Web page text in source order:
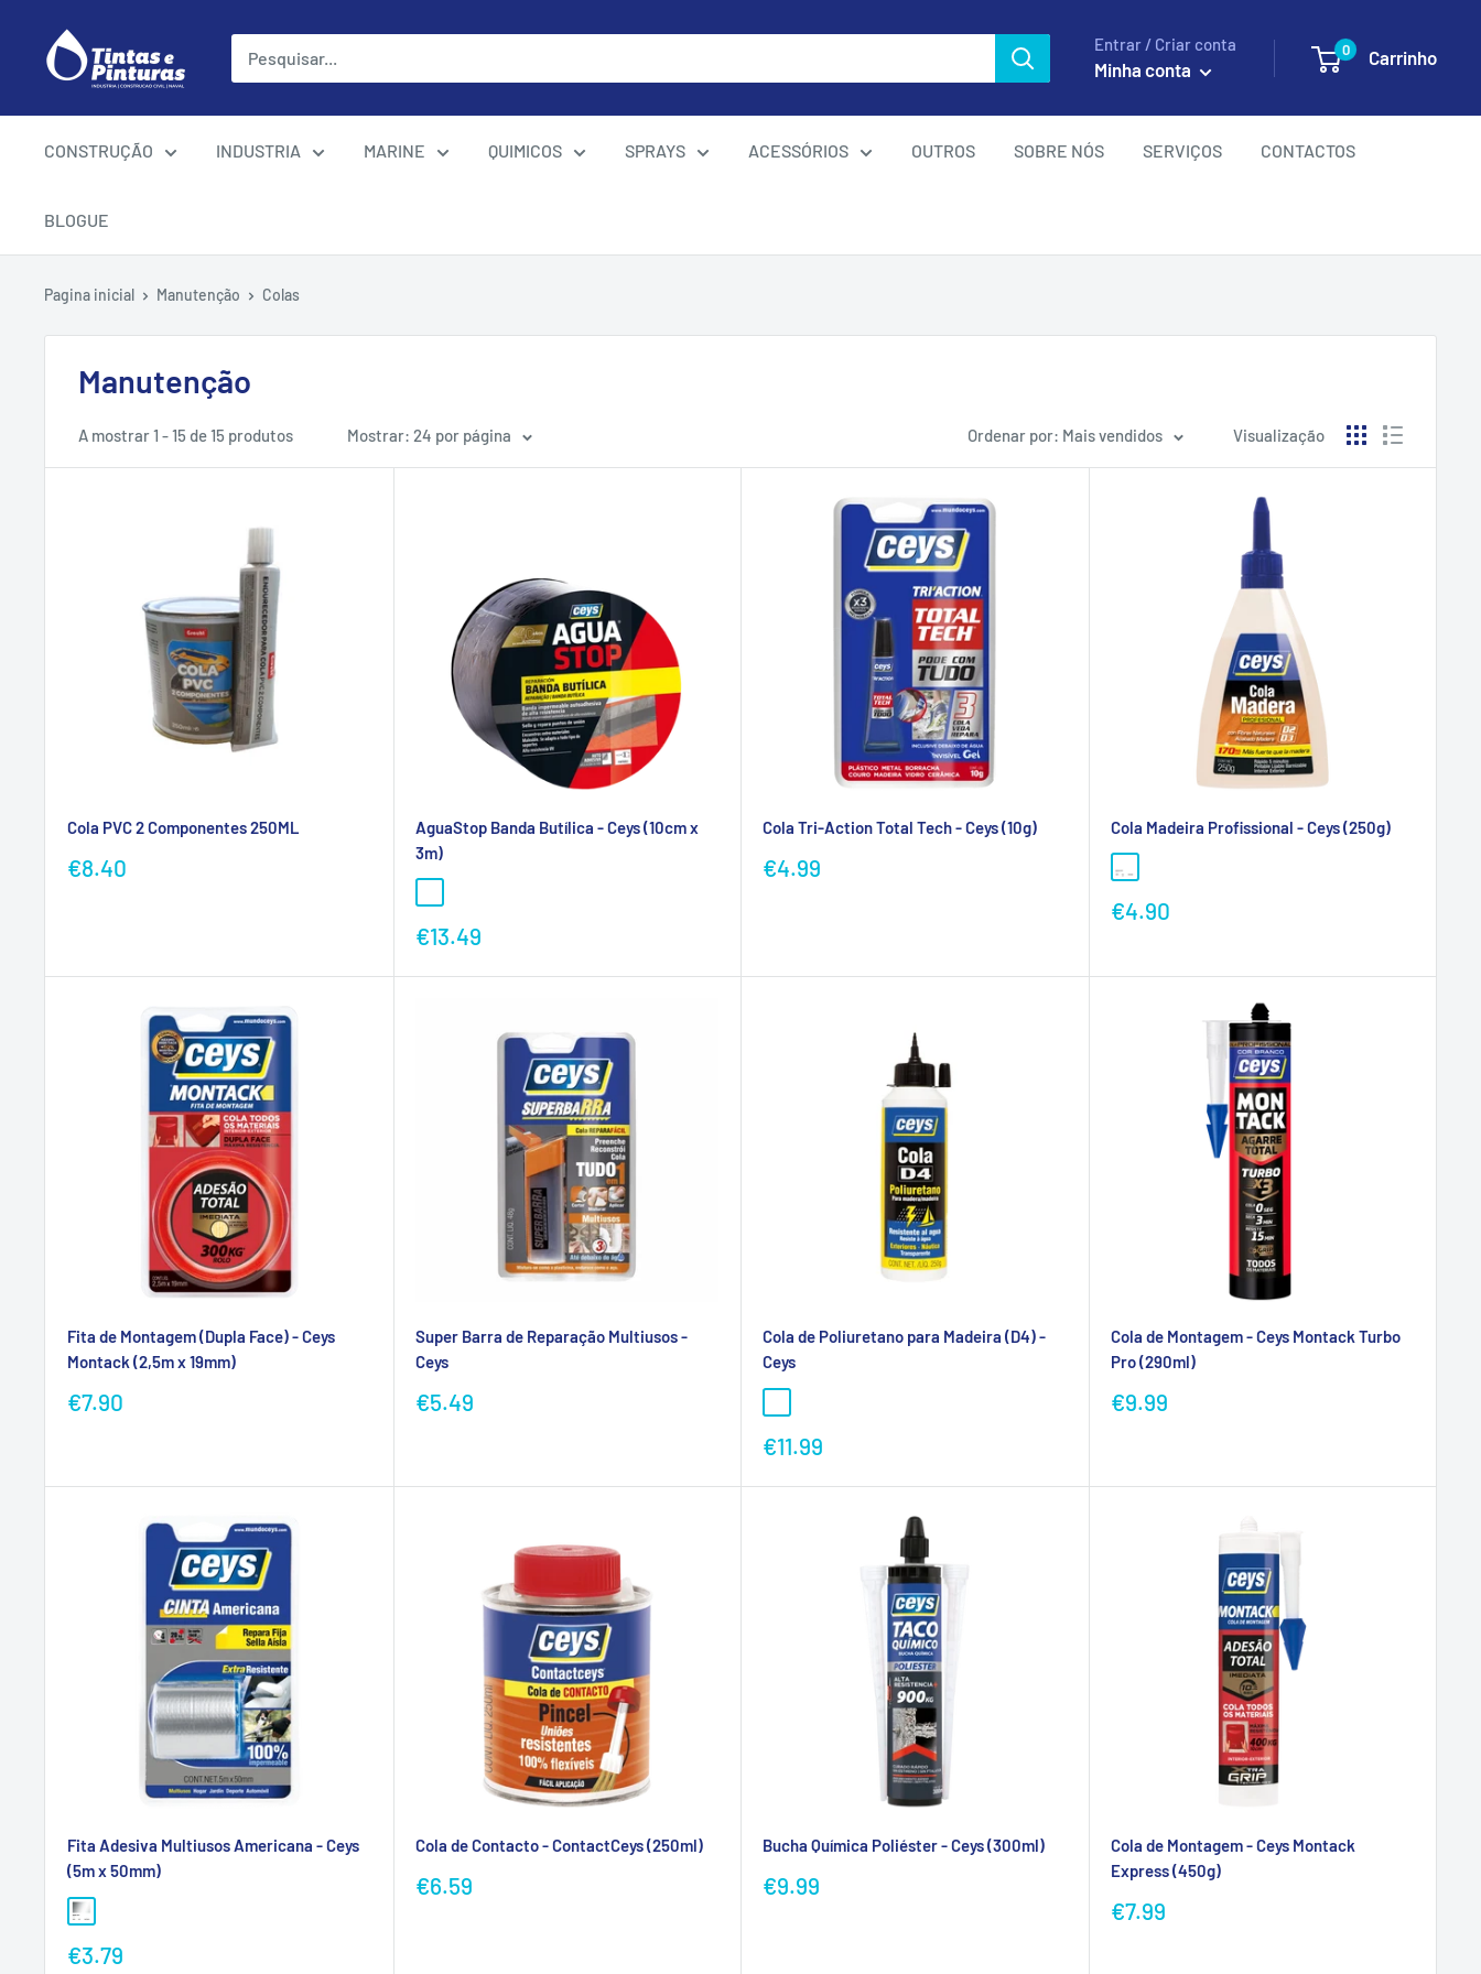
conteúdo
Entrar / Criar conta
Minha conta
0 Carrinho
CONSTRUÇÃO INDUSTRIA MARINE QUIMICOS SPRAYS ACESSÓRIOS OUTROS SOBRE NÓS SERVIÇOS CONTACTOS
BLOGUE
Pagina inicial Manutenção Colas
Manutenção
A mostrar 1 - 15 de 15 produtos Mostrar: 24 por página Ordenar por: Mais vendidos Visualização
Cola PVC 2 Componentes 250ML
Preço
€8.40
AguaStop Banda Butílica - Ceys (10cm x
3m)
Preço
€13.49
Cola Tri-Action Total Tech - Ceys (10g)
Preço
€4.99
Cola Madeira Profissional - Ceys (250g)
Preço
€4.90
Fita de Montagem (Dupla Face) - Ceys
Montack (2,5m x 19mm)
Preço
€7.90
Super Barra de Reparação Multiusos -
Ceys
Preço
€5.49
Cola de Poliuretano para Madeira (D4) -
Ceys
Preço
€11.99
Cola de Montagem - Ceys Montack Turbo
Pro (290ml)
Preço
€9.99
Fita Adesiva Multiusos Americana - Ceys
(5m x 50mm)
Preço
€3.79
Cola de Contacto - ContactCeys (250ml)
Preço
€6.59
Bucha Química Poliéster - Ceys (300ml)
Preço
€9.99
Cola de Montagem - Ceys Montack
Express (450g)
Preço
€7.99